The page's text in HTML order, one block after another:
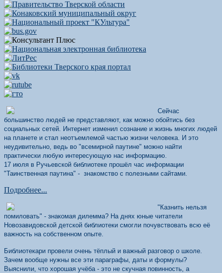
Сейчас
большинство людей не представляют, как можно обойтись без
социальных сетей. Интернет изменил сознание и жизнь многих людей
на планете и стал неотъемлемой частью жизни человека. И это
неудивительно, ведь во "всемирной паутине" можно найти
практически любую интересующую нас информацию.
17 июля в Ручьевской библиотеке прошёл час информации
"Таинственная паутина" - знакомство с полезными сайтами.
Подробнее...
"Казнить нельзя
помиловать" - знакомая дилемма? На днях юные читатели
Новозавидовской детской библиотеки смогли почувствовать всю её
важность на собственном опыте.
Библиотекари провели очень тёплый и важный разговор о школе.
Зачем вообще нужны все эти параграфы, даты и формулы?
Выяснили, что хорошая учёба - это не скучная повинность, а